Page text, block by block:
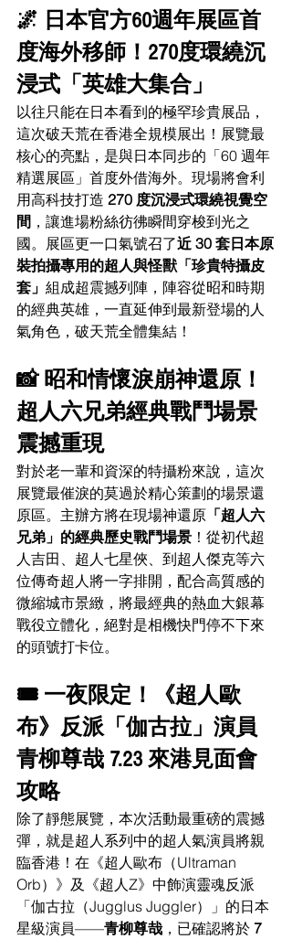
🌌 日本官方60週年展區首
度海外移師！270度環繞沉
浸式「英雄大集合」
以往只能在日本看到的極罕珍貴展品，
這次破天荒在香港全規模展出！展覽最
核心的亮點，是與日本同步的「60 週年
精選展區」首度外借海外。現場將會利
用高科技打造 270 度沉浸式環繞視覺空
間 ，讓進場粉絲彷彿瞬間穿梭到光之
國。展區更一口氣號召了近 30 套日本原
裝拍攝專用的超人與怪獸「珍貴特攝皮
套」 組成超震撼列陣，陣容從昭和時期
的經典英雄，一直延伸到最新登場的人
氣角色，破天荒全體集結！
📸 昭和情懷淚崩神還原！
超人六兄弟經典戰鬥場景
震撼重現
對於老一輩和資深的特攝粉來說，這次
展覽最催淚的莫過於精心策劃的場景還
原區。主辦方將在現場神還原 「超人六
兄弟」的經典歷史戰鬥場景 ！從初代超
人吉田、超人七星俠、到超人傑克等六
位傳奇超人將一字排開，配合高質感的
微縮城市景緻，將最經典的熱血大銀幕
戰役立體化，絕對是相機快門停不下來
的頭號打卡位。
🎟️ 一夜限定！《超人歐
布》反派「伽古拉」演員
青柳尊哉 7.23 來港見面會
攻略
除了靜態展覽，本次活動最重磅的震撼
彈，就是超人系列中的超人氣演員將親
臨香港！在《超人歐布（Ultraman
Orb）》及《超人Z》中飾演靈魂反派
「伽古拉（Jugglus Juggler）」的日本
星級演員——青柳尊哉 ，已確認將於 7